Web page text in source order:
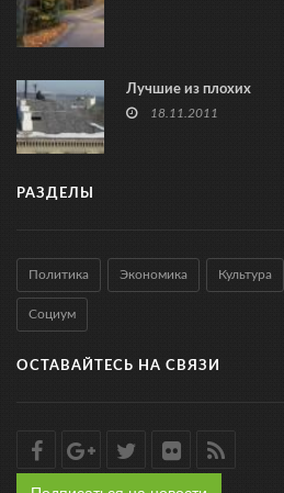
Лучшие из плохих
18.11.2011
РАЗДЕЛЫ
Политика Экономика Культура
Социум
ОСТАВАЙТЕСЬ НА СВЯЗИ